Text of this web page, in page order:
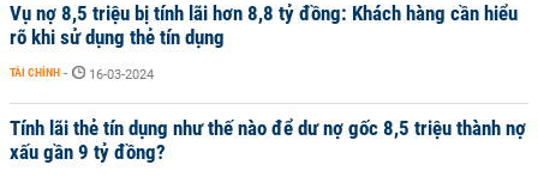
Vụ nợ 8,5 triệu bị tính lãi hơn 8,8 tỷ đồng: Khách hàng cần hiểu
rõ khi sử dụng thẻ tín dụng
TÀI CHÍNH - 16-03-2024
Tính lãi thẻ tín dụng như thế nào để dư nợ gốc 8,5 triệu thành nợ
xấu gần 9 tỷ đồng?